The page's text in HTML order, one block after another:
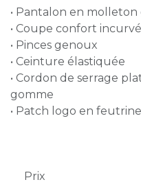
• Pantalon en
• Coupe confort
• Pinces genoux
• Ceinture élastiquée
• Cordon de serrage
gomme
• Patch logo en
Prix